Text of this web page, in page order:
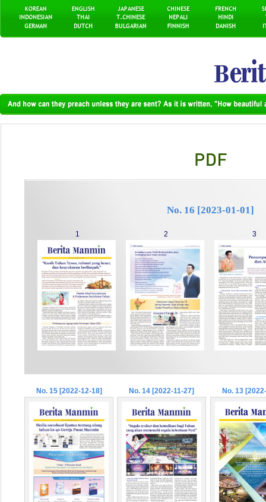
No. 16 [2023-01-01]
1 2 3
No. 15 [2022-12-18] No. 14 [2022-11-27] No. 13